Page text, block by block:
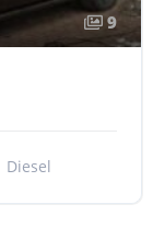
9
Diesel